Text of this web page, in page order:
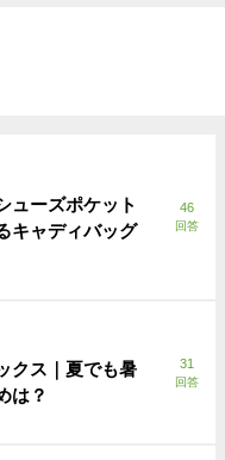
ューズポケット
キャディバッグ
46
回答
クス｜夏でも暑
は？
31
回答